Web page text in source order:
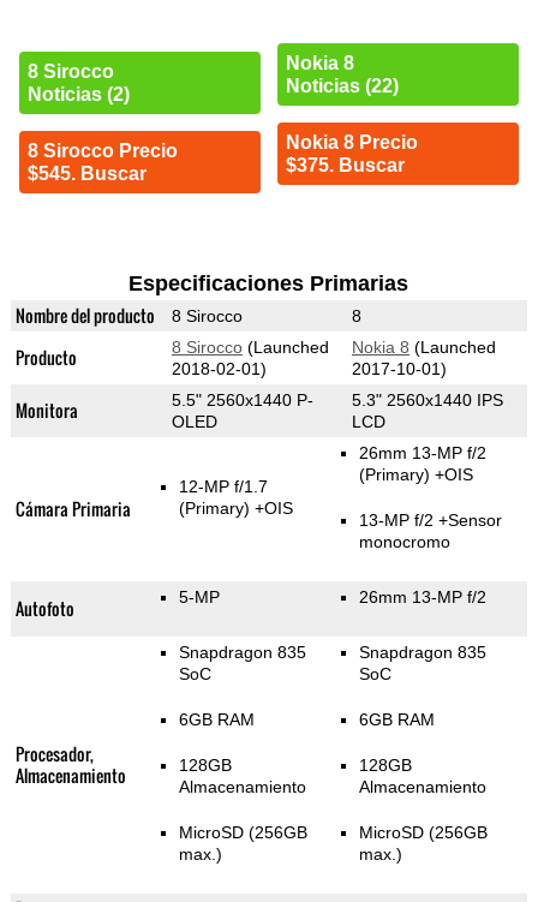
8 Sirocco
Noticias (2)
8 Sirocco Precio
$545. Buscar
Nokia 8
Noticias (22)
Nokia 8 Precio
$375. Buscar
Especificaciones Primarias
Nombre del producto 8 Sirocco 8
Producto 8 Sirocco(Launched
2018-02-01)
Nokia 8 (Launched
2017-10-01)
Monitora
5.5" 2560x1440 P-
OLED
5.3" 2560x1440 IPS
LCD
Cámara Primaria
12-MP f/1.7
(Primary) +OIS
26mm 13-MP f/2
(Primary) +OIS
13-MP f/2 +Sensor
monocromo
Autofoto 5-MP 26mm 13-MP f/2
Procesador,
Almacenamiento
Snapdragon 835
SoC
6GB RAM
128GB
Almacenamiento
MicroSD (256GB
max.)
Snapdragon 835
SoC
6GB RAM
128GB
Almacenamiento
MicroSD (256GB
max.)